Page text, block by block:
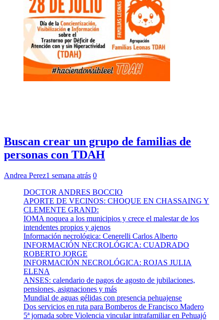
Buscan crear un grupo de familias de
personas con TDAH
Andrea Perez1 semana atrás 0
DOCTOR ANDRES BOCCIO
APORTE DE VECINOS: CHOQUE EN CHASSAING Y
CLEMENTE GRAND:
IOMA noquea a los municipios y crece el malestar de los
intendentes propios y ajenos
Información necrológica: Cenerelli Carlos Alberto
INFORMACIÓN NECROLÓGICA: CUADRADO
ROBERTO JORGE
INFORMACIÓN NECROLÓGICA: ROJAS JULIA
ELENA
ANSES: calendario de pagos de agosto de jubilaciones,
pensiones, asignaciones y más
Mundial de aguas gélidas con presencia pehuajense
Dos servicios en ruta para Bomberos de Francisco Madero
5ª jornada sobre Violencia vincular intrafamiliar en Pehuajó